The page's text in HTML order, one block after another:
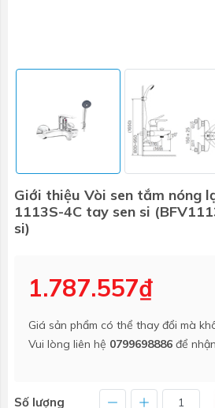
Giới thiệu Vòi sen tắm nóng
1113S-4C tay sen si
si)
1.787.557₫
Giá sản phẩm có thể thay đổi mà
Vui lòng liên hệ 0799698886 để
Số lượng